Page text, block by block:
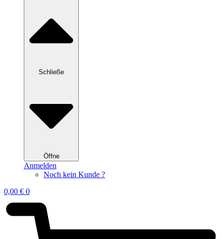
Schließe
Öffne
Anmelden
Noch kein Kunde ?
0,00 € 0